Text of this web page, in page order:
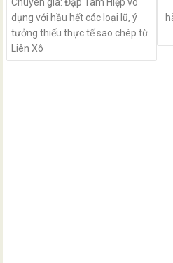
dụng với hầu hết các loại lũ, ý
tưởng thiếu thực tế sao chép từ
Liên Xô